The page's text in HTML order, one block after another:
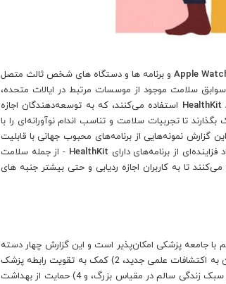
Apple و برنامه ها و دستگاه های شخص ثالث متصل
سوابق سلامت موجود از موسسات مرتبط در ایالات متحده،
HealthKit استفاده می‌کنند، که به توسعه‌دهندگان اجازه
بگذارند تا تجربیات سلامت و تناسب اندام نوآورانه‌ای را با
نمونه‌هایی از برنامه‌های محبوب جهانی با قابلیت
فزاینده‌ای از برنامه‌های دارای HealthKit - از جمله سلامت
تا به کاربران اجازه ردیابی و حتی بیشتر جنبه های
جامعه پزشکی امکان‌پذیر است و این گزارش چهار دسته
از این همکاری را شرح می‌دهد: 1) ساخت ابزارهایی برای قادر ساختن محققان به اکتشافات علمی جدید، 2) کمک به تقویت رابطه پزشک
و بیمار با داده های معنادار، 3) همکاری با سازمان های بهداشتی برای ترویج سبک زندگی سالم در مقیاس بزرگ، و 4) حمایت از بهداشت